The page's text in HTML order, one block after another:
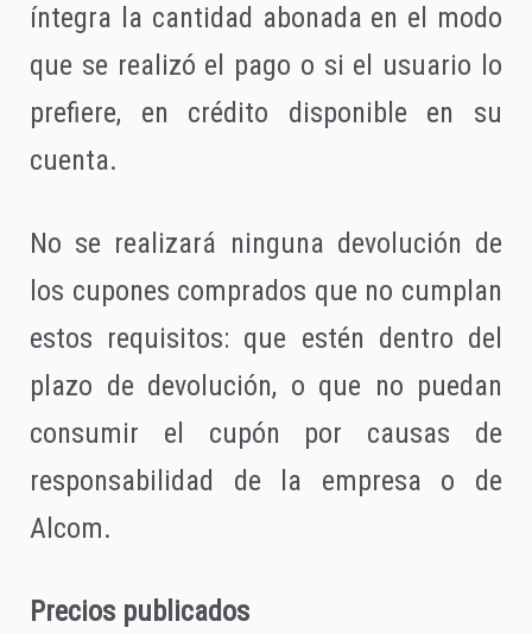
íntegra la cantidad abonada en el modo
que se realizó el pago o si el usuario lo
prefiere, en crédito disponible en su
cuenta.
No se realizará ninguna devolución de
los cupones comprados que no cumplan
estos requisitos: que estén dentro del
plazo de devolución, o que no puedan
consumir el cupón por causas de
responsabilidad de la empresa o de
Alcom.
Precios publicados